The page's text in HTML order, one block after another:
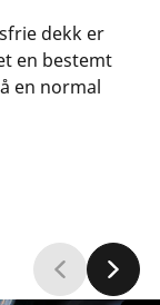
dekk er
en bestemt
en normal